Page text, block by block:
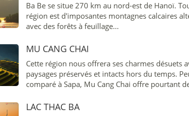
Ba Be se situe 270 km au nord-est de Hanoï.
région est d'imposantes montagnes calcaires
avec des forêts à feuillage...
MU CANG CHAI
Cette région nous offrera ses charmes désuets
paysages préservés et intacts hors du temps.
comparé à Sapa, Mu Cang Chai offre pourtant
ne pas manquer !
LAC THAC BA